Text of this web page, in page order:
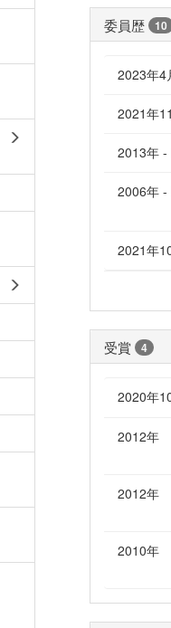
委員歴 10
2023年4
2021年
2013年 -
2006年 -
2021年
受賞 4
2020年
2012年
2012年
2010年